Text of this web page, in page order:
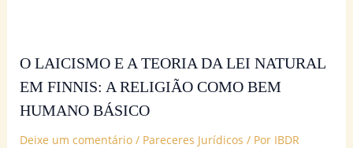
O LAICISMO E A TEORIA DA LEI NATURAL
EM FINNIS: A RELIGIÃO COMO BEM
HUMANO BÁSICO
Deixe um comentário / Pareceres Jurídicos / Por IBDR